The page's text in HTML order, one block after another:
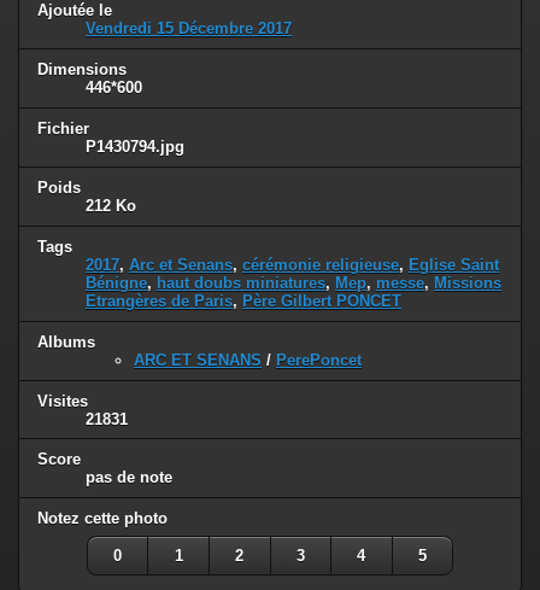
Ajoutée le
Vendredi 15 Décembre 2017
Dimensions
446*600
Fichier
P1430794.jpg
Poids
212 Ko
Tags
2017, Arc et Senans, cérémonie religieuse, Eglise Saint
Bénigne, haut doubs miniatures, Mep, messe, Missions
Etrangères de Paris, Père Gilbert PONCET
Albums
ARC ET SENANS / PerePoncet
Visites
21831
Score
pas de note
Notez cette photo
0 1 2 3 4 5